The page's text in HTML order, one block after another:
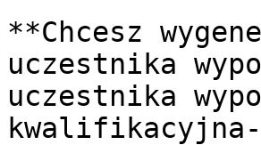
**Chcesz
uczestnika
uczestnika
kwalifikacyjna-